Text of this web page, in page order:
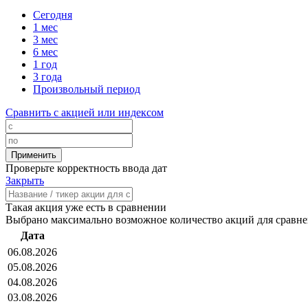
Сегодня
1 мес
3 мес
6 мес
1 год
3 года
Произвольный период
Сравнить с акцией или индексом
Проверьте корректность ввода дат
Закрыть
Такая акция уже есть в сравнении
Выбрано максимально возможное количество акций для
Дата
06.08.2026
05.08.2026
04.08.2026
03.08.2026